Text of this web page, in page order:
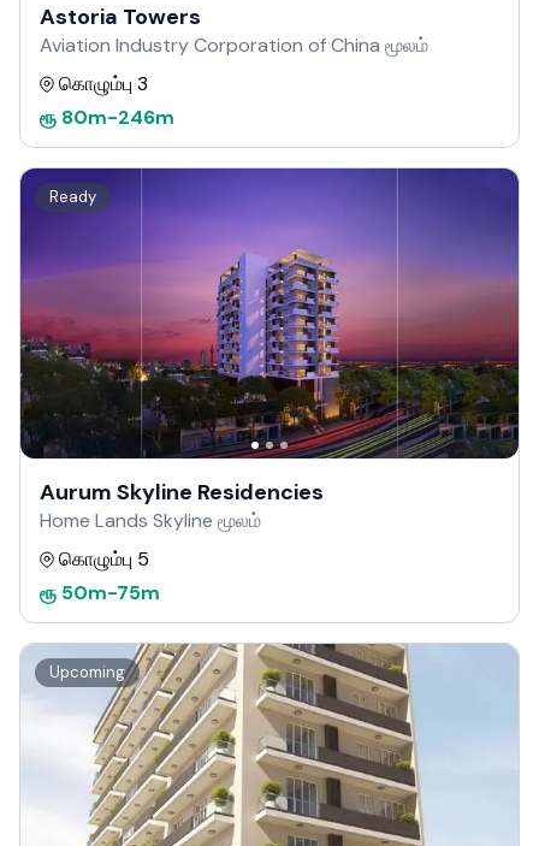
Astoria Towers
Aviation Industry Corporation of China மூலம்
கொழும்பு 3
ரூ 80m-246m
Ready
Aurum Skyline Residencies
Home Lands Skyline மூலம்
கொழும்பு 5
ரூ 50m-75m
Upcoming